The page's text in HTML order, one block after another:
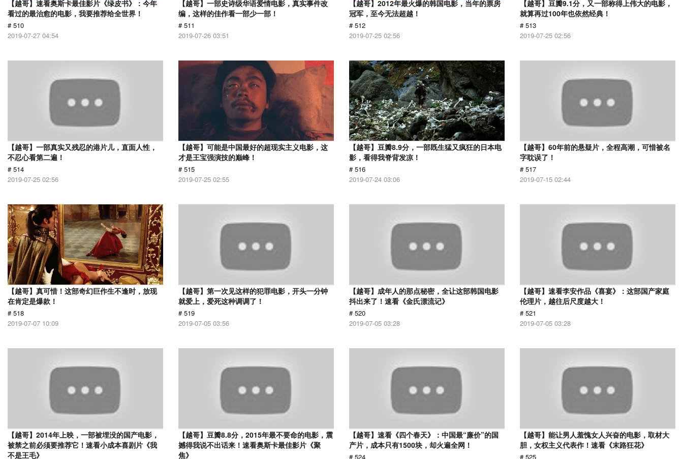
【越哥】速看奥斯卡最佳影片《绿皮书》：今年
看过的最治愈的电影，我要推荐给全世界！
# 510
2019-07-27 04:54
【越哥】一部史诗级华语爱情电影，真实事件改
编，这样的佳作看一部少一部！
# 511
2019-07-26 03:51
【越哥】2012年最火爆的韩国电影，当年的票房
冠军，至今无法超越！
# 512
2019-07-25 02:56
【越哥】豆瓣9.1分，又一部称得上伟大的电影，
就算再过100年也依然经典！
# 513
2019-07-25 02:56
【越哥】一部真实又残忍的港片儿，直面人性，
不忍心看第二遍！
# 514
2019-07-25 02:56
【越哥】可能是中国最好的超现实主义电影，这
才是王宝强演技的巅峰！
# 515
2019-07-25 02:55
【越哥】豆瓣8.9分，一部既生猛又疯狂的日本电
影，看得我脊背发凉！
# 516
2019-07-24 03:06
【越哥】60年前的悬疑片，全程高潮，可惜被名
字耽误了！
# 517
2019-07-15 02:44
【越哥】真可惜！这部奇幻巨作生不逢时，放现
在肯定是爆款！
# 518
2019-07-07 10:09
【越哥】第一次见这样的犯罪电影，开头一分钟
就爱上，爱死这种调调了！
# 519
2019-07-05 03:56
【越哥】成年人的那点秘密，全让这部韩国电影
抖出来了！速看《金氏漂流记》
# 520
2019-07-05 03:28
【越哥】速看李安作品《喜宴》：这部国产家庭
伦理片，越往后尺度越大！
# 521
2019-07-05 03:28
【越哥】2014年上映，一部被埋没的国产电影，
被禁之前必须要推荐它！速看小成本喜剧片《我
不是王毛》
【越哥】豆瓣8.8分，2015年最不要命的电影，震
撼得我说不出话来！速看奥斯卡最佳影片《聚
焦》
【越哥】速看《四个春天》：中国最“廉价”的国
产片，成本只有1500块，却火遍全网！
# 524
【越哥】能让男人羞愧女人兴奋的电影，取材大
胆，女权主义代表作！速看《末路狂花》
# 525